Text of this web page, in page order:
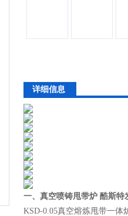
详细信息
一、 真空喷铸甩带炉 酷斯特
KSD-0.05真空熔炼甩带一